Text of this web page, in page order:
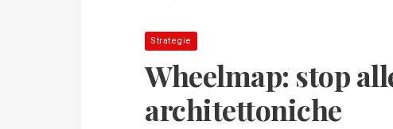
Strategie
Wheelmap: stop
architettoniche